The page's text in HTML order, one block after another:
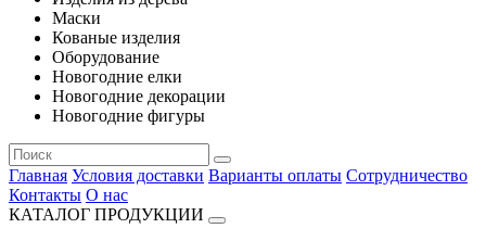
Маски
Кованые изделия
Оборудование
Новогодние елки
Новогодние декорации
Новогодние фигуры
Главная Условия доставки Варианты оплаты Сотрудничество
Контакты О нас
КАТАЛОГ ПРОДУКЦИИ